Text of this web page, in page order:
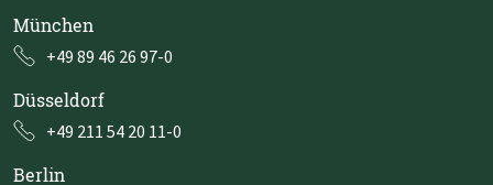
München
+49 89 46 26 97-0
Düsseldorf
+49 211 54 20 11-0
Berlin